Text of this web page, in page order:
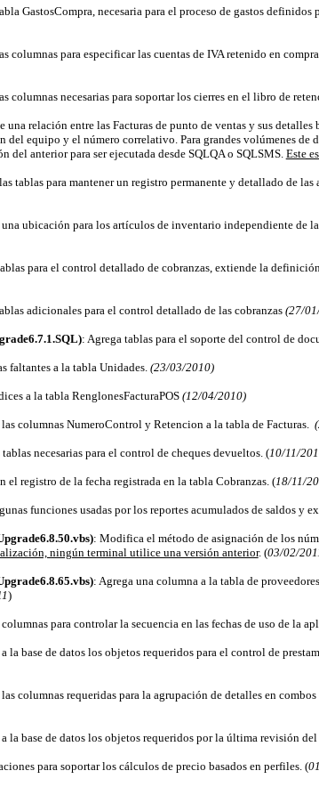
GastosCompra, necesaria para el proceso de gastos
columnas para especificar las cuentas de IVA retenido en
columnas necesarias para soportar los cierres en el libro de
una relación entre las Facturas de punto de ventas y sus detalles
equipo y el número correlativo. Para grandes volúmenes de
del anterior para ser ejecutada desde SQLQA o SQLSMS. Este
tablas para mantener un registro permanente y detallado de
ubicación para los artículos de inventario independiente de
para el control detallado de cobranzas, extiende la
adicionales para el control detallado de las cobranzas (27/
: Agrega tablas para el soporte del control de
faltantes a la tabla Unidades. (23/03/2010)
a la tabla RenglonesFacturaPOS (12/04/2010)
las columnas NumeroControl y Retencion a la tabla de Facturas.
tablas necesarias para el control de cheques devueltos.(10/11/
el registro de la fecha registrada en la tabla Cobranzas. (18/11/
funciones usadas por los reportes acumulados de saldos y
: Modifica el método de asignación de los
ningún terminal utilice una versión anterior. (03/02/
: Agrega una columna a la tabla de
)
columnas para controlar la secuencia en las fechas de uso de la
la base de datos los objetos requeridos para el control de
las columnas requeridas para la agrupación de detalles en
a la base de datos los objetos requeridos por la última revisión
para soportar los cálculos de precio basados en perfiles. (